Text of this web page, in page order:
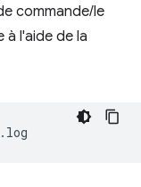
commande/le
à l'aide de la